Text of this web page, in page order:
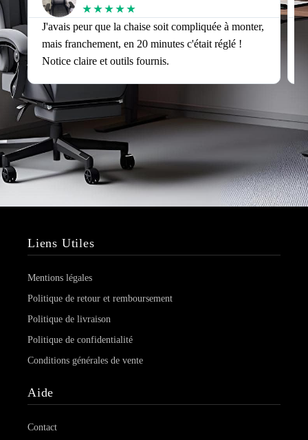
★ ★ ★ ★ ★
J'avais peur que la chaise soit compliquée à monter,
mais franchement, en 20 minutes c'était réglé !
Notice claire et outils fournis.
Liens Utiles
Mentions légales
Politique de retour et remboursement
Politique de livraison
Politique de confidentialité
Conditions générales de vente
Aide
Contact